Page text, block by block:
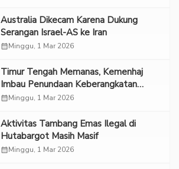
Australia Dikecam Karena Dukung
Serangan Israel-AS ke Iran
calendar_monthMinggu, 1 Mar 2026
Timur Tengah Memanas, Kemenhaj
Imbau Penundaan Keberangkatan
Umrah
calendar_monthMinggu, 1 Mar 2026
Aktivitas Tambang Emas Ilegal di
Hutabargot Masih Masif
calendar_monthMinggu, 1 Mar 2026